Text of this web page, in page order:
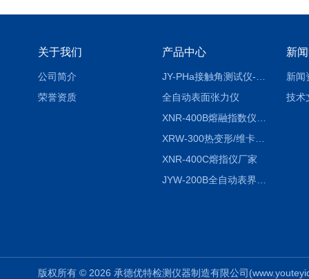
关于我们
公司简介
荣誉资质
产品中心
全自动表面张力仪
XRW-300热变形/维卡软化点温度测定仪
XNR-400C熔指仪厂家
新
新闻
技术
版权所有 © 2026 承德优特检测仪器制造有限公司